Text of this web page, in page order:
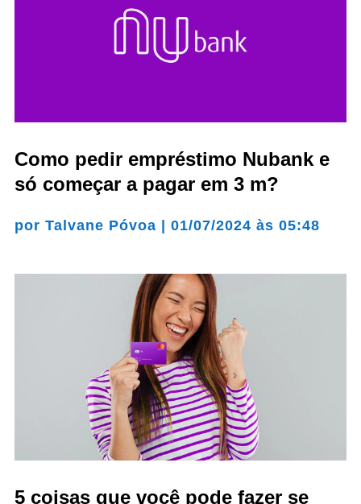
Como pedir empréstimo Nubank e
só começar a pagar em 3 m?
por Talvane Póvoa | 01/07/2024 às 05:48
5 coisas que você pode fazer se